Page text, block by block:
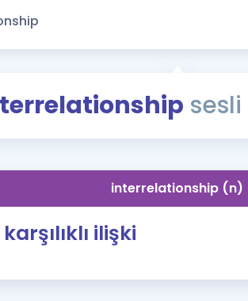
interrelationship (n)
karşılıklı ilişki